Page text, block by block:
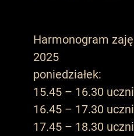
Harmonogram
2025
poniedziałek:
15.45 – 16.30
16.45 – 17.30
17.45 – 18.30